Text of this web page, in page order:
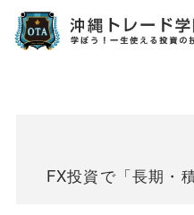
FX投資で「長期・